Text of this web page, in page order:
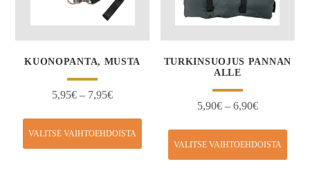
KUONOPANTA, MUSTA
5,95€ – 7,95€
VALITSE VAIHTOEHDOISTA
TURKINSUOJUS PANNAN
ALLE
5,90€ – 6,90€
VALITSE VAIHTOEHDOISTA